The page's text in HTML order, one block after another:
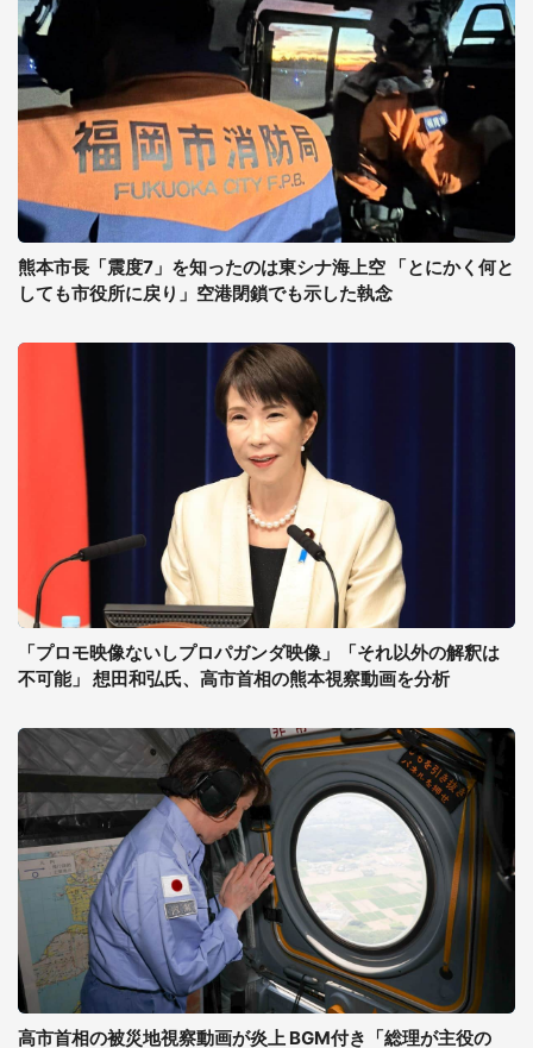
熊本市長「震度7」を知ったのは東シナ海上空 「とにかく何と
しても市役所に戻り」空港閉鎖でも示した執念
「プロモ映像ないしプロパガンダ映像」「それ以外の解釈は
不可能」 想田和弘氏、高市首相の熊本視察動画を分析
高市首相の被災地視察動画が炎上 BGM付き「総理が主役の